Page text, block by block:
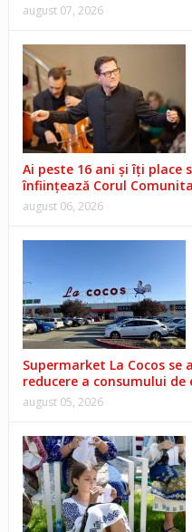
august 07, 2026
Ai peste 16 ani și îți place
înființează Corul
august 06, 2026
Supermarket La Cocos
reducere a consumului de
august 05, 2026